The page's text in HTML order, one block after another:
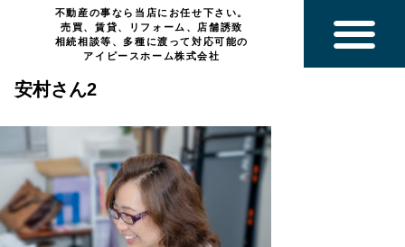
不動産の事なら当店にお任せ下さい。
売買、賃貸、リフォーム、店舗誘致
相続相談等、多種に渡って対応可能の
アイピースホーム株式会社
安村さん2